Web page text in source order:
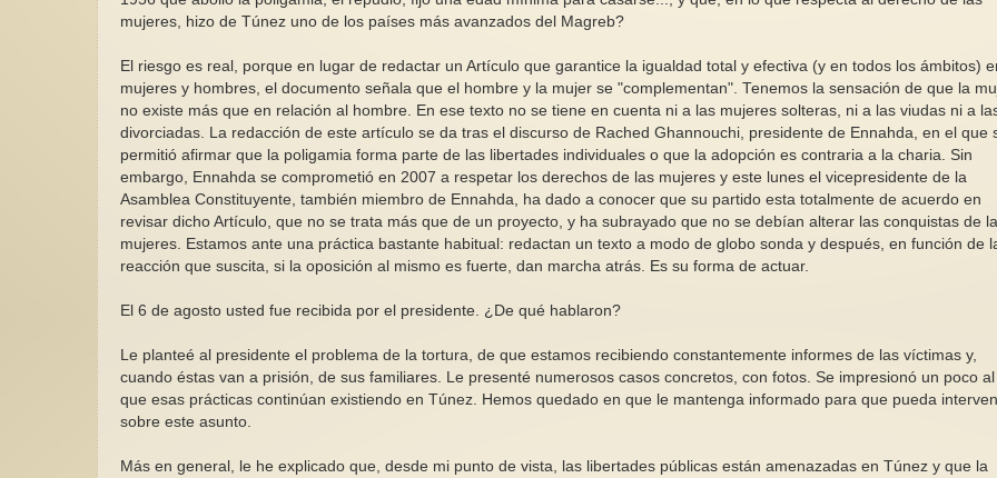
mujeres, hizo de Túnez uno de los países más avanzados del Magreb?
El riesgo es real, porque en lugar de redactar un Artículo que garantice la igualdad total y efectiva (y en todos los ámbitos)
mujeres y hombres, el documento señala que el hombre y la mujer se "complementan". Tenemos la sensación de que la
no existe más que en relación al hombre. En ese texto no se tiene en cuenta ni a las mujeres solteras, ni a las viudas ni a
divorciadas. La redacción de este artículo se da tras el discurso de Rached Ghannouchi, presidente de Ennahda, en el que
permitió afirmar que la poligamia forma parte de las libertades individuales o que la adopción es contraria a la charia. Sin
embargo, Ennahda se comprometió en 2007 a respetar los derechos de las mujeres y este lunes el vicepresidente de la
Asamblea Constituyente, también miembro de Ennahda, ha dado a conocer que su partido esta totalmente de acuerdo en
revisar dicho Artículo, que no se trata más que de un proyecto, y ha subrayado que no se debían alterar las conquistas de
mujeres. Estamos ante una práctica bastante habitual: redactan un texto a modo de globo sonda y después, en función de
reacción que suscita, si la oposición al mismo es fuerte, dan marcha atrás. Es su forma de actuar.
El 6 de agosto usted fue recibida por el presidente. ¿De qué hablaron?
Le planteé al presidente el problema de la tortura, de que estamos recibiendo constantemente informes de las víctimas y,
cuando éstas van a prisión, de sus familiares. Le presenté numerosos casos concretos, con fotos. Se impresionó un poco
que esas prácticas continúan existiendo en Túnez. Hemos quedado en que le mantenga informado para que pueda
sobre este asunto.
Más en general, le he explicado que, desde mi punto de vista, las libertades públicas están amenazadas en Túnez y que la
y aparte?
“Es una verdad universalmente
reconocida que….”Orgullo y
Prejuicio, 1813.Es una verdad...
Italia , 85
de 2025
Entre el 1 de enero
octubre de 2025, 85
fueron víctimas de